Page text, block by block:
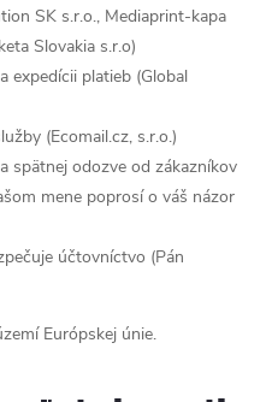
SK s.r.o., Mediaprint-kapa
Slovakia s.r.o)
expedícii platieb (Global
(Ecomail.cz, s.r.o.)
spätnej odozve od zákazníkov
mene poprosí o váš názor
účtovníctvo (Pán
Európskej únie.